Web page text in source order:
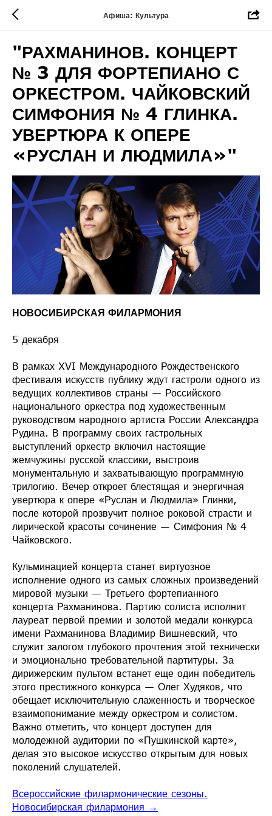
Афиша: Культура
"РАХМАНИНОВ. КОНЦЕРТ
№ 3 ДЛЯ ФОРТЕПИАНО С
ОРКЕСТРОМ. ЧАЙКОВСКИЙ
СИМФОНИЯ № 4 ГЛИНКА.
УВЕРТЮРА К ОПЕРЕ
«РУСЛАН И ЛЮДМИЛА»"
НОВОСИБИРСКАЯ ФИЛАРМОНИЯ
5 декабря
В рамках XVI Международного Рождественского
фестиваля искусств публику ждут гастроли одного из
ведущих коллективов страны — Российского
национального оркестра под художественным
руководством народного артиста России Александра
Рудина. В программу своих гастрольных
выступлений оркестр включил настоящие
жемчужины русской классики, выстроив
монументальную и захватывающую программную
трилогию. Вечер откроет блестящая и энергичная
увертюра к опере «Руслан и Людмила» Глинки,
после которой прозвучит полное роковой страсти и
лирической красоты сочинение — Симфония № 4
Чайковского.
Кульминацией концерта станет виртуозное
исполнение одного из самых сложных произведений
мировой музыки — Третьего фортепианного
концерта Рахманинова. Партию солиста исполнит
лауреат первой премии и золотой медали конкурса
имени Рахманинова Владимир Вишневский, что
служит залогом глубокого прочтения этой технически
и эмоционально требовательной партитуры. За
дирижерским пультом встанет еще один победитель
этого престижного конкурса — Олег Худяков, что
обещает исключительную слаженность и творческое
взаимопонимание между оркестром и солистом.
Важно отметить, что концерт доступен для
молодежной аудитории по «Пушкинской карте»,
делая это высокое искусство открытым для новых
поколений слушателей.
Всероссийские филармонические сезоны.
Новосибирская филармония →